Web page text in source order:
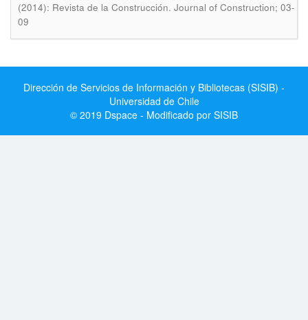
(2014): Revista de la Construcción. Journal of Construction; 03-
09
Dirección de Servicios de Información y Bibliotecas (SISIB) -
Universidad de Chile
© 2019 Dspace - Modificado por SISIB